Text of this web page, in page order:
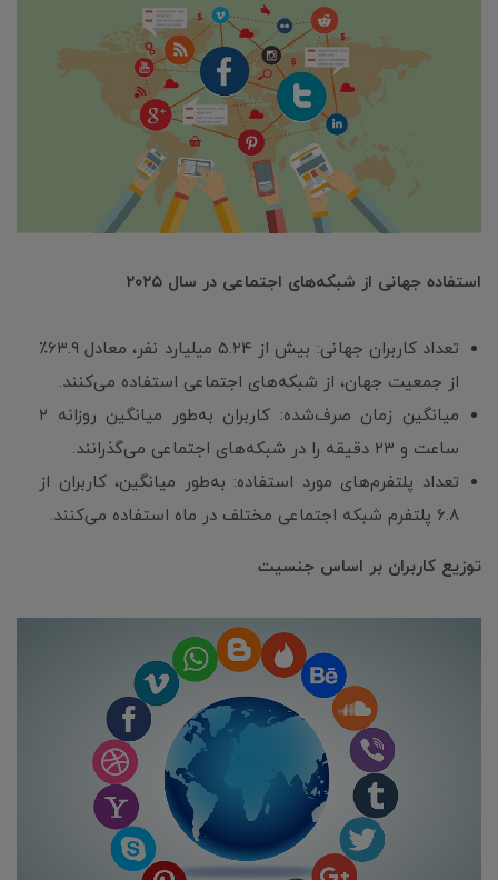
استفاده جهانی از شبکه‌های اجتماعی در سال ۲۰۲۵
تعداد کاربران جهانی: بیش از ۵.۲۴ میلیارد نفر، معادل ۶۳.۹٪
از جمعیت جهان، از شبکه‌های اجتماعی استفاده می‌کنند.
میانگین زمان صرف‌شده: کاربران به‌طور میانگین روزانه ۲
ساعت و ۲۳ دقیقه را در شبکه‌های اجتماعی می‌گذرانند.
تعداد پلتفرم‌های مورد استفاده: به‌طور میانگین، کاربران از
۶.۸ پلتفرم شبکه اجتماعی مختلف در ماه استفاده می‌کنند.
توزیع کاربران بر اساس جنسیت